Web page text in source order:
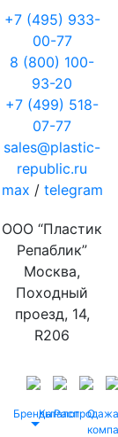
+7 (495) 933-
00-77
8 (800) 100-
93-20
+7 (499) 518-
07-77
sales@plastic-
republic.ru
max / telegram
ООО “Пластик
Репаблик”
Москва,
Походный
проезд, 14,
R206
БрендыКаталог
Распродажа
О